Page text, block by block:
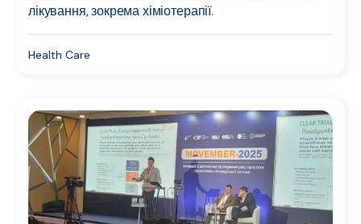
лікування, зокрема хіміотерапії.
Health Care